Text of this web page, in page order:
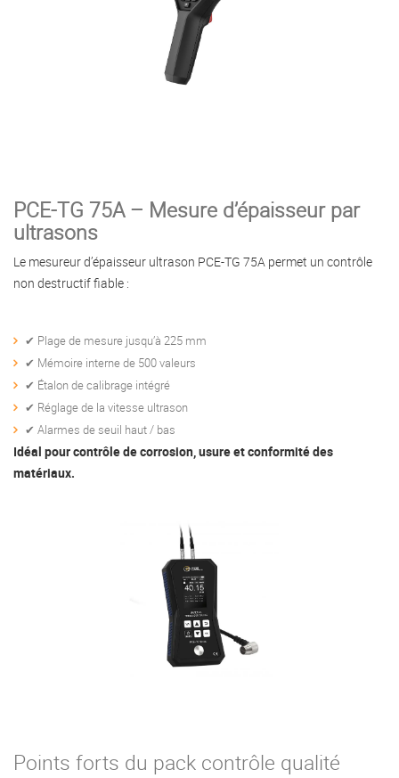
PCE-TG 75A – Mesure d’épaisseur par
ultrasons
Le mesureur d’épaisseur ultrason PCE-TG 75A permet un contrôle
non destructif fiable :
✔ Plage de mesure jusqu’à 225 mm
✔ Mémoire interne de 500 valeurs
✔ Étalon de calibrage intégré
✔ Réglage de la vitesse ultrason
✔ Alarmes de seuil haut / bas
Idéal pour contrôle de corrosion, usure et conformité des
matériaux.
Points forts du pack contrôle qualité